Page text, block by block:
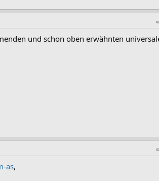
und schon oben erwähnten
as,